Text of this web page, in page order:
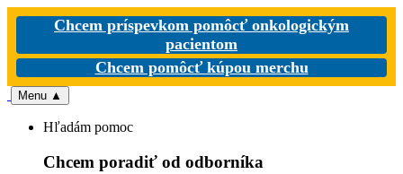
Chcem príspevkom pomôcť onkologickým
pacientom
Chcem pomôcť kúpou merchu
Menu ▲
Hľadám pomoc
Chcem poradiť od odborníka